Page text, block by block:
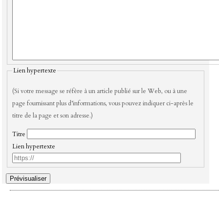
Lien hypertexte
(Si votre message se réfère à un article publié sur le Web, ou à une
page fournissant plus d’informations, vous pouvez indiquer ci-après le
titre de la page et son adresse.)
Titre
Lien hypertexte